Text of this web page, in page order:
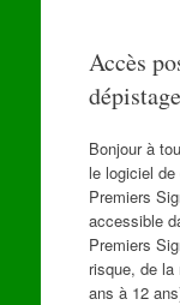
Accès
Bonjour à
le logiciel
Premiers
accessible
Premiers
risque, de la
ans à 12